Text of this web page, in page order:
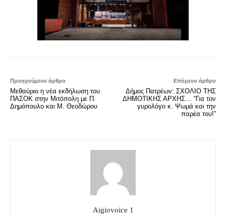
Προηγούμενο άρθρο
Μεθαύριο η νέα εκδήλωση του
ΠΑΣΟΚ στην Μιτόπολη με Π.
Δημόπουλο και Μ. Θεοδώρου
Επόμενο άρθρο
Δήμος Πατρέων: ΣΧΟΛΙΟ ΤΗΣ
ΔΗΜΟΤΙΚΗΣ ΑΡΧΗΣ… “Για τον
γυρολόγο κ. Ψωμά και την
παρέα του!”
Aigiovoice 1